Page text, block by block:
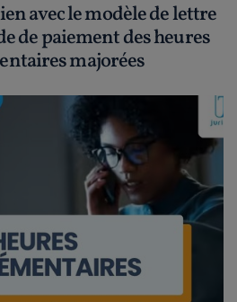
avec le modèle de lettre
de paiement des heures
majorées